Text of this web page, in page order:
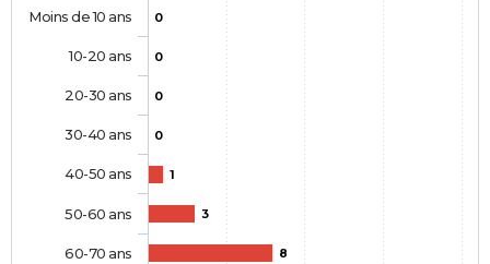
0
0
0
0
1
3
8
Moins de 10 ans
10-20 ans
20-30 ans
30-40 ans
40-50 ans
50-60 ans
60-70 ans